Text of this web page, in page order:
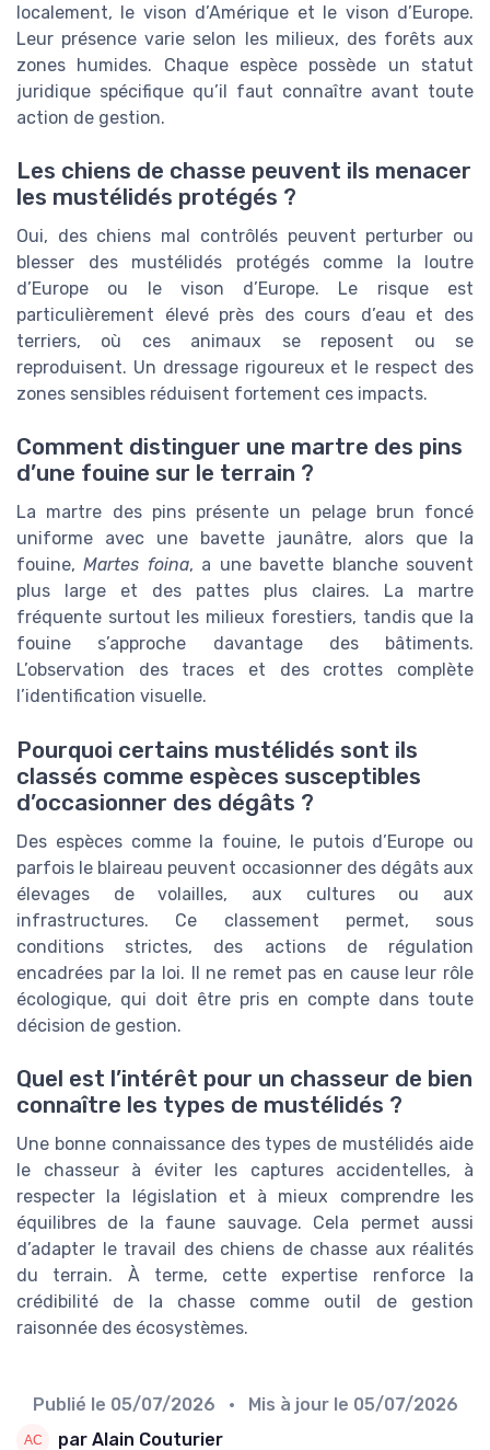
localement, le vison d’Amérique et le vison d’Europe.
Leur présence varie selon les milieux, des forêts aux
zones humides. Chaque espèce possède un statut
juridique spécifique qu’il faut connaître avant toute
action de gestion.
Les chiens de chasse peuvent ils menacer
les mustélidés protégés ?
Oui, des chiens mal contrôlés peuvent perturber ou
blesser des mustélidés protégés comme la loutre
d’Europe ou le vison d’Europe. Le risque est
particulièrement élevé près des cours d’eau et des
terriers, où ces animaux se reposent ou se
reproduisent. Un dressage rigoureux et le respect des
zones sensibles réduisent fortement ces impacts.
Comment distinguer une martre des pins
d’une fouine sur le terrain ?
La martre des pins présente un pelage brun foncé
uniforme avec une bavette jaunâtre, alors que la
fouine,Martes foina, a une bavette blanche souvent
plus large et des pattes plus claires. La martre
fréquente surtout les milieux forestiers, tandis que la
fouine s’approche davantage des bâtiments.
L’observation des traces et des crottes complète
l’identification visuelle.
Pourquoi certains mustélidés sont ils
classés comme espèces susceptibles
d’occasionner des dégâts ?
Des espèces comme la fouine, le putois d’Europe ou
parfois le blaireau peuvent occasionner des dégâts aux
élevages de volailles, aux cultures ou aux
infrastructures. Ce classement permet, sous
conditions strictes, des actions de régulation
encadrées par la loi. Il ne remet pas en cause leur rôle
écologique, qui doit être pris en compte dans toute
décision de gestion.
Quel est l’intérêt pour un chasseur de bien
connaître les types de mustélidés ?
Une bonne connaissance des types de mustélidés aide
le chasseur à éviter les captures accidentelles, à
respecter la législation et à mieux comprendre les
équilibres de la faune sauvage. Cela permet aussi
d’adapter le travail des chiens de chasse aux réalités
du terrain. À terme, cette expertise renforce la
crédibilité de la chasse comme outil de gestion
raisonnée des écosystèmes.
Publié le 05/07/2026 • Mis à jour le 05/07/2026
par Alain Couturier